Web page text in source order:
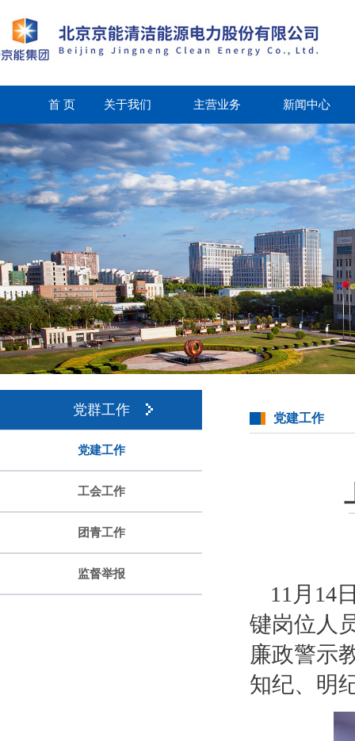
首 页 关于我们 主营业务 新闻中心
党群工作
党建工作
工会工作
团青工作
监督举报
党建工作
11月14
键岗位人
廉政警示
知纪、明